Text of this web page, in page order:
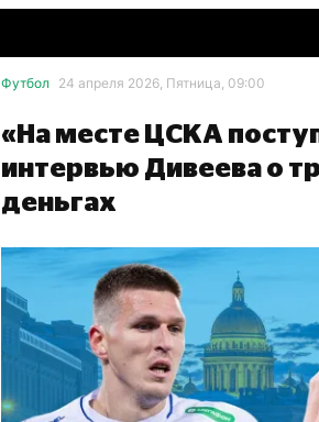
Футбол 24 апреля 2026, Пятница, 09:00
«На месте ЦСКА
интервью Дивеева о
деньгах